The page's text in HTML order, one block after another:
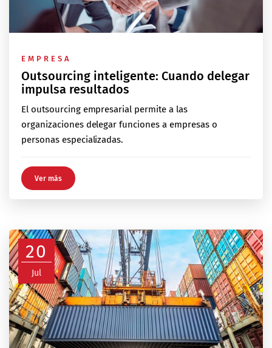
EMPRESA
Outsourcing inteligente: Cuando delegar
impulsa resultados
El outsourcing empresarial permite a las
organizaciones delegar funciones a empresas o
personas especializadas.
Ver más
20
Jul